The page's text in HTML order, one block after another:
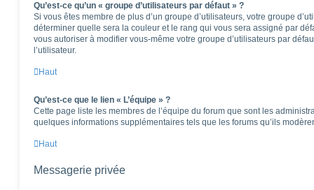
Qu’est-ce qu’un « groupe d’utilisateurs par défaut » ?
Si vous êtes membre de plus d’un groupe d’utilisateurs, votre groupe
déterminer quelle sera la couleur et le rang qui vous sera assigné par
vous autoriser à modifier vous-même votre groupe d’utilisateurs par
l’utilisateur.
Haut
Qu’est-ce que le lien « L’équipe » ?
Cette page liste les membres de l’équipe du forum que sont les
quelques informations supplémentaires tels que les forums qu’ils
Haut
Messagerie privée